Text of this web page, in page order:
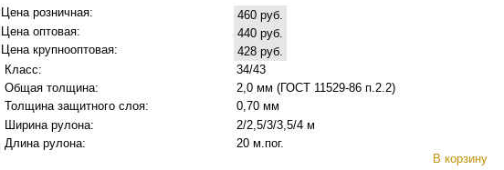
Цена розничная:
460 руб.
Цена оптовая:
440 руб.
Цена крупнооптовая:
428 руб.
Класс:
34/43
Общая толщина:
2,0 мм (ГОСТ 11529-86 п.2.2)
Толщина защитного слоя:
0,70 мм
Ширина рулона:
2/2,5/3/3,5/4 м
Длина рулона:
20 м.пог.
В корзину